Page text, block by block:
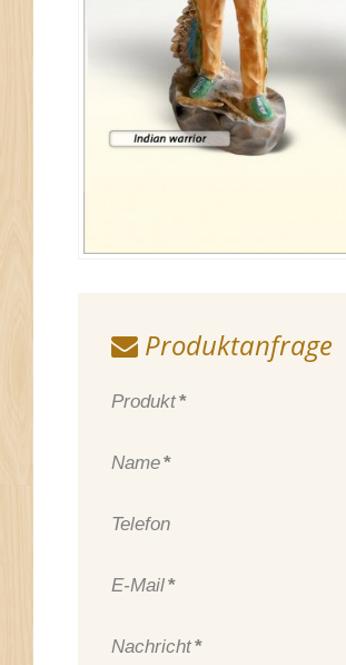
Produktanfrage
Produkt*
Name*
Telefon
E-Mail*
Nachricht*